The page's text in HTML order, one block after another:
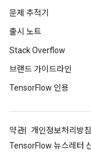
문제 추적기
출시 노트
Stack Overflow
브랜드 가이드라인
TensorFlow 인용
약관 개인정보처리방침
TensorFlow 뉴스레터